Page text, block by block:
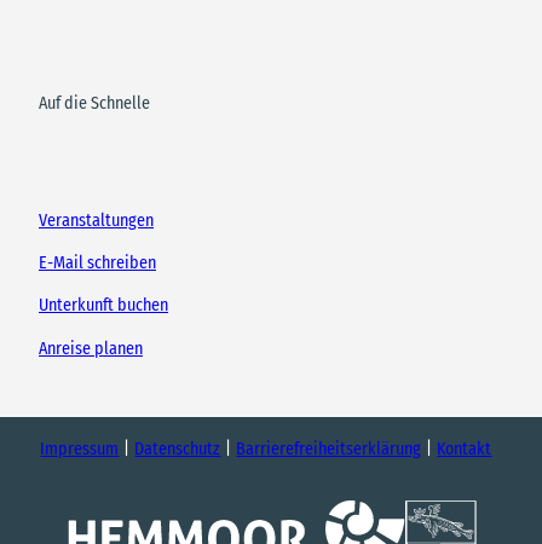
Auf die Schnelle
Veranstaltungen
E-Mail schreiben
Unterkunft buchen
Anreise planen
Impressum Datenschutz Barrierefreiheitserklärung Kontakt